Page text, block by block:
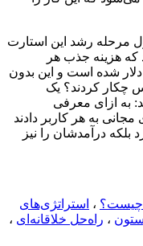
مرحله رشد این استارت
که هزینه جذب هر
مشتری برای استفاده از ذخیره ابری 300 دلار شده است و این بدون
چکار کردند؟ یک
به ازای معرفی
مگابایت فضای مجانی به هر کاربر دادند
درآمدشان را نیز
چیست؟ ، استراتژی‌های
، راه‌حل خلاقانه‌ای ،